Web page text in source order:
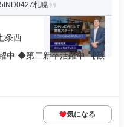
札幌
条西
中 ◆第二新卒活躍中 【歓
気になる